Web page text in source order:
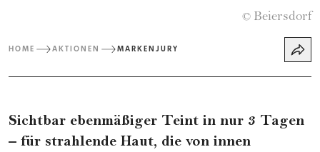
© Beiersdorf
HOME AKTIONEN MARKENJURY
Sichtbar ebenmäßiger Teint in nur 3 Tagen
– für strahlende Haut, die von innen